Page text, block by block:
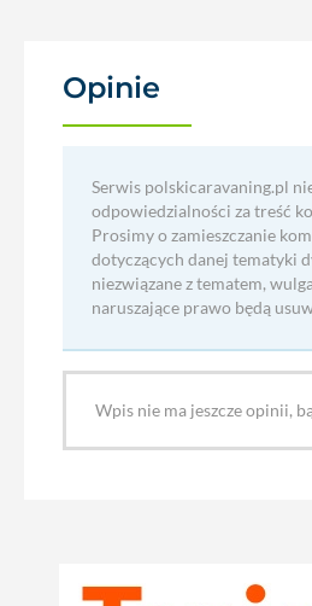
Opinie
Serwis polskicaravaning.pl
odpowiedzialności za treść
Prosimy o zamieszczanie
dotyczących danej tematyki
niezwiązane z tematem,
naruszające prawo będą
Wpis nie ma jeszcze opinii,